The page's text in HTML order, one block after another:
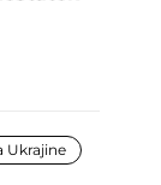
Ukrajine